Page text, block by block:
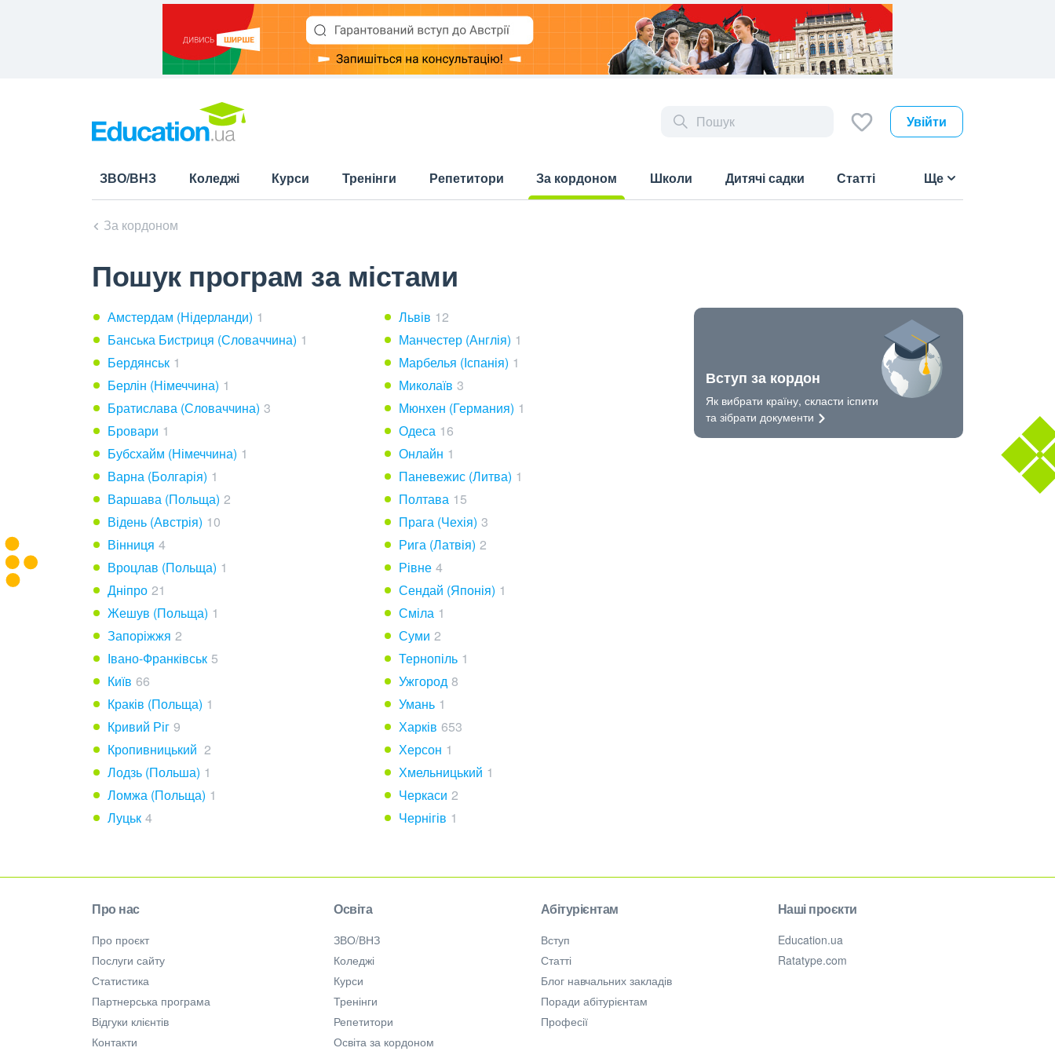
Увійти
ЗВО/ВНЗ Коледжі Курси Тренінги Репетитори
За кордоном
Школи Дитячі садки Статті Ще
За кордоном
Пошук програм за містами
Амстердам (Нідерланди) 1
Банська Бистриця (Словаччина) 1
Бердянськ 1
Берлін (Німеччина) 1
Братислава (Словаччина) 3
Бровари 1
Бубсхайм (Німеччина) 1
Варна (Болгарія) 1
Варшава (Польща) 2
Відень (Австрія) 10
Вінниця 4
Вроцлав (Польща) 1
Дніпро 21
Жешув (Польща) 1
Запоріжжя 2
Івано-Франківськ 5
Київ 66
Краків (Польща) 1
Кривий Ріг 9
Кропивницький 2
Лодзь (Польша) 1
Ломжа (Польща) 1
Луцьк 4
Львів 12
Манчестер (Англія) 1
Марбелья (Іспанія) 1
Миколаїв 3
Мюнхен (Германия) 1
Одеса 16
Онлайн 1
Паневежис (Литва) 1
Полтава 15
Прага (Чехія) 3
Рига (Латвія) 2
Рівне 4
Сендай (Японія) 1
Сміла 1
Суми 2
Тернопіль 1
Ужгород 8
Умань 1
Харків 653
Херсон 1
Хмельницький 1
Черкаси 2
Чернігів 1
Вступ за кордон
Як вибрати країну, скласти іспити
та зібрати документи
Про нас
Про проєкт
Послуги сайту
Статистика
Партнерська програма
Відгуки клієнтів
Контакти
Освіта
ЗВО/ВНЗ
Коледжі
Курси
Тренінги
Репетитори
Освіта за кордоном
Абітурієнтам
Вступ
Статті
Блог навчальних закладів
Поради абітурієнтам
Професії
Наші проєкти
Education.ua
Ratatype.com